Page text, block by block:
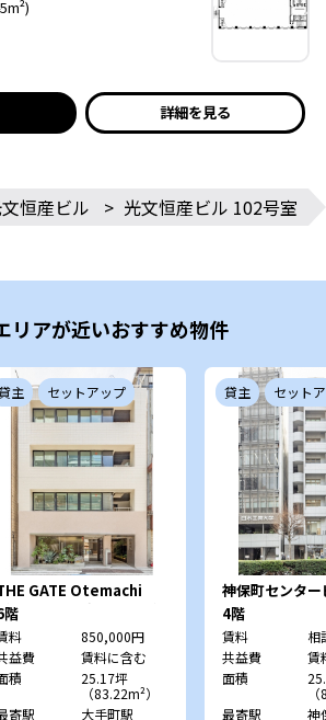
詳細を見る
恒産ビル > 光文恒産ビル 102号室
リアが近いおすすめ物件
主 セットアップ
GATE Otemachi
旧：CRC北大手町ビル）
階
料
850,000円
益費
賃料に含む
積
25.17坪
（83.22m²）
寄駅
大手町駅
貸主 セット
神保町センター
4階
賃料
相
共益費
賃
面積
最寄駅
神